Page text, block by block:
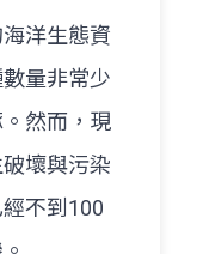
洋生態資
量非常少
然而，現
壞與污染
不到100